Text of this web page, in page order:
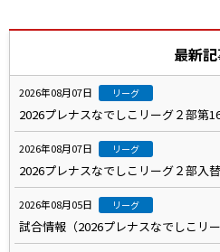
最新
2026年08月07日 リーグ
2026プレナスなでしこリーグ２部第
2026年08月07日 リーグ
2026プレナスなでしこリーグ２部入
2026年08月05日 リーグ
試合情報（2026プレナスなでしこリー